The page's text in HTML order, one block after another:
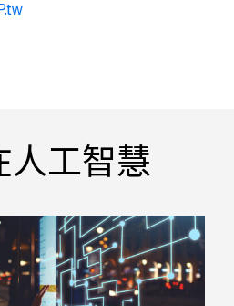
人工智慧